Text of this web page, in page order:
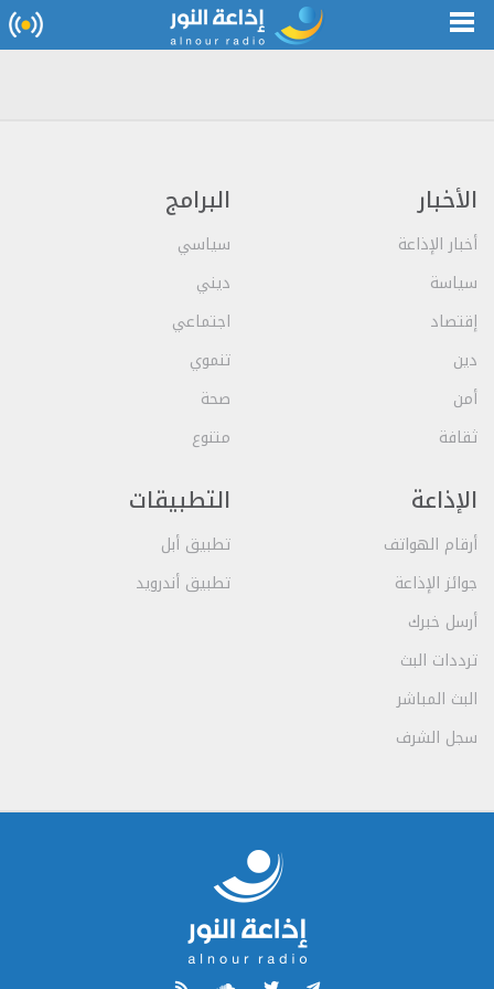
الأخبار
أخبار الإذاعة
سياسة
إقتصاد
دين
أمن
ثقافة
البرامج
سياسي
ديني
اجتماعي
تنموي
صحة
متنوع
الإذاعة
أرقام الهواتف
جوائز الإذاعة
أرسل خبرك
ترددات البث
البث المباشر
سجل الشرف
التطبيقات
تطبيق أبل
تطبيق أندرويد